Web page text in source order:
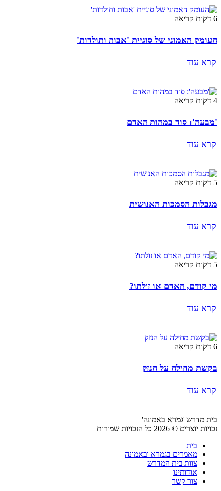
6 דקות קריאה
העומק האמוני של סוגיית 'אבות ותולדות'
קרא עוד
4 דקות קריאה
'מבעה': סוד במהות האדם
קרא עוד
5 דקות קריאה
מגבלות הסמכות האנושית
קרא עוד
5 דקות קריאה
מי קודם, האדם או זולתו?
קרא עוד
6 דקות קריאה
בקשת מחילה על הנזק
קרא עוד
בית מדרש 'גמרא באמונה'
זכויות יוצרים © 2026 כל הזכויות שמורות
בית
מאמרים בגמרא ובאמונה
צוות בית המדרש
אודותינו
צור קשר